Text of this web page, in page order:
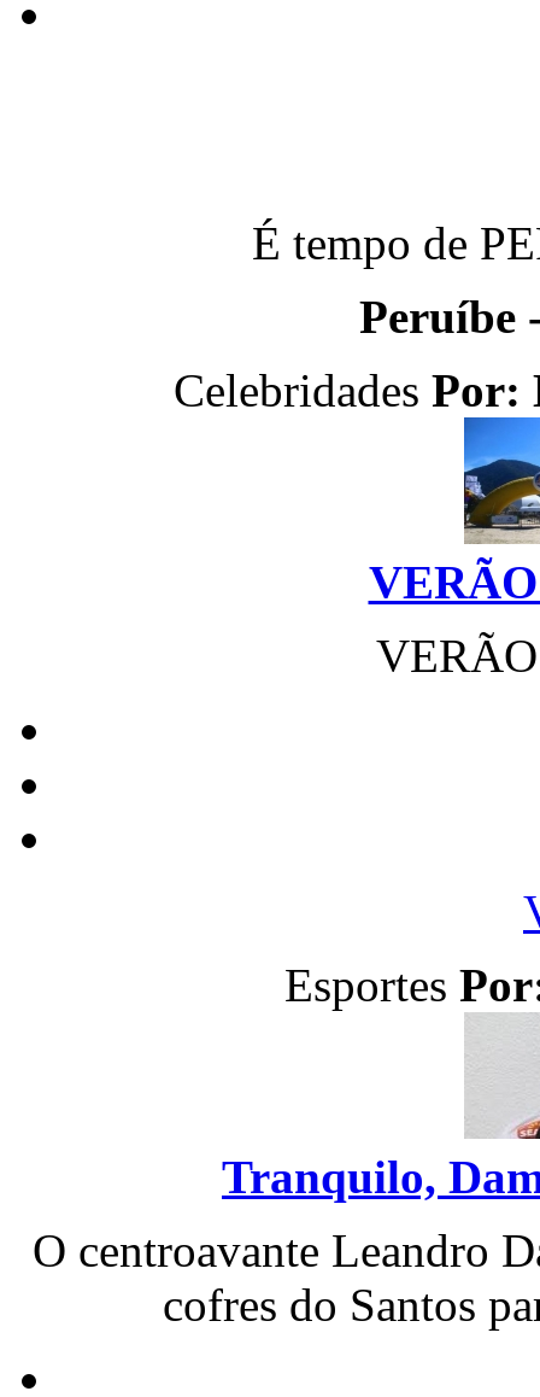
É tempo de
Peruíbe
Celebridades Por:
Esportes
Tranquilo,
O centroavante Leandro
cofres do Santos